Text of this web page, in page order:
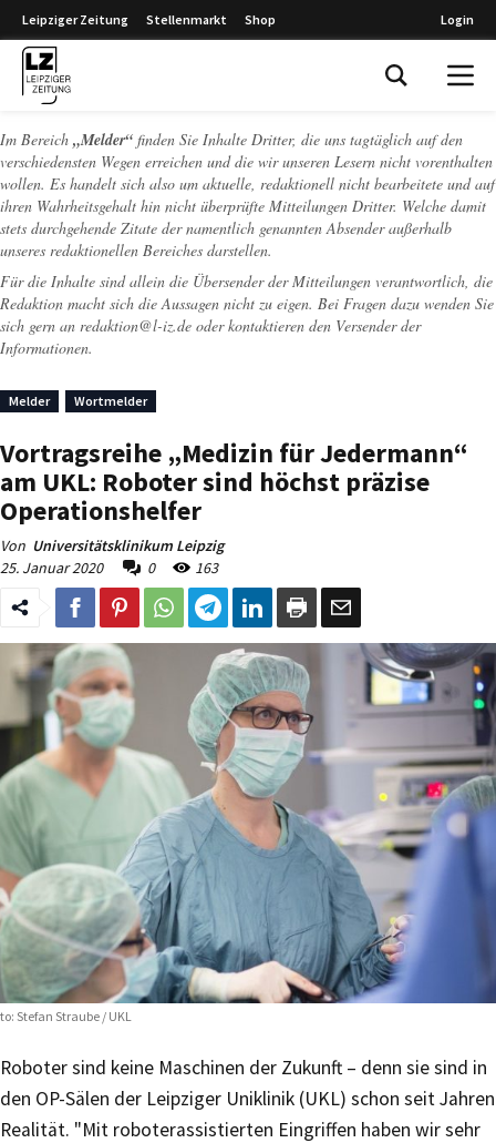
Leipziger Zeitung Stellenmarkt Shop Login
Im Bereich „Melder“ finden Sie Inhalte Dritter, die uns tagtäglich auf den
verschiedensten Wegen erreichen und die wir unseren Lesern nicht vorenthalten
wollen. Es handelt sich also um aktuelle, redaktionell nicht bearbeitete und auf
ihren Wahrheitsgehalt hin nicht überprüfte Mitteilungen Dritter. Welche damit
stets durchgehende Zitate der namentlich genannten Absender außerhalb
unseres redaktionellen Bereiches darstellen.
Für die Inhalte sind allein die Übersender der Mitteilungen verantwortlich, die
Redaktion macht sich die Aussagen nicht zu eigen. Bei Fragen dazu wenden Sie
sich gern an redaktion@l-iz.de oder kontaktieren den Versender der
Informationen.
Melder Wortmelder
Vortragsreihe „Medizin für Jedermann“
am UKL: Roboter sind höchst präzise
Operationshelfer
Von Universitätsklinikum Leipzig
25. Januar 2020
0 163
Stefan Straube / UKL
Roboter sind keine Maschinen der Zukunft – denn sie sind in
den OP-Sälen der Leipziger Uniklinik (UKL) schon seit Jahren
Realität. "Mit roboterassistierten Eingriffen haben wir sehr